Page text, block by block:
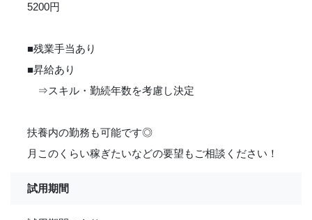
5200円
■残業手当あり
■昇給あり
⇒スキル・勤続年数を考慮し決定
扶養内の勤務も可能です◎
月このくらい稼ぎたいなどの要望もご相談ください！
試用期間